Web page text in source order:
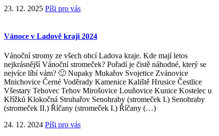
23. 12. 2025 Píši pro vás
Vánoce v Ladově kraji 2024
Vánoční stromy ze všech obcí Ladova kraje. Kde mají letos
nejkrásnější Vánoční stromeček? Pořadí je čistě náhodné, který se
nejvíce líbí vám? 🙂 Nupaky Mukařov Svojetice Zvánovice
Mnichovice Černé Voděrady Kamenice Kaliště Hrusice Čestlice
Všestary Tehovec Tehov Mirošovice Louňovice Kunice Kostelec u
Křížků Klokočná Struhařov Senohraby (stromeček I.) Senohraby
(stromeček II.) Říčany (stromeček I.) Říčany (…)
24. 12. 2024 Píši pro vás